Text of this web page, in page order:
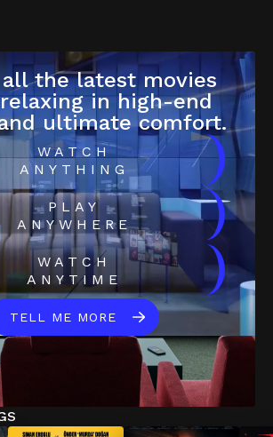
the latest movies
in high-end
ultimate comfort.
WATCH
ANYTHING
)
PLAY
ANYWHERE
)
WATCH
ANYTIME
)
TELL ME MORE